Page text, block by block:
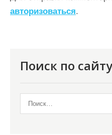
и
авторизоваться.
Поиск по сайту